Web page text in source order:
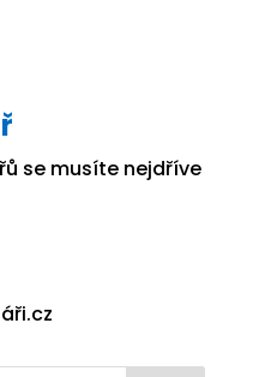
se musíte nejdříve